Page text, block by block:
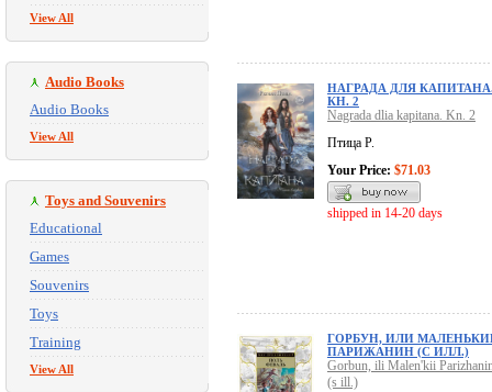
View All
Audio Books
Audio Books
View All
Toys and Souvenirs
Educational
Games
Souvenirs
Toys
Training
View All
НАГРАДА ДЛЯ
КН. 2
Nagrada dlia kapitana. Kn. 2
Птица Р.
Your Price: $71.03
shipped in 14-20 days
ГОРБУН, ИЛИ
ПАРИЖАНИН (С ИЛЛ.)
Gorbun, ili Malen'kii
(s ill.)